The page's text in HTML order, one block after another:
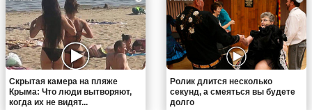
Скрытая камера на пляже
Крыма: Что люди вытворяют,
когда их не видят...
Ролик длится несколько
секунд, а смеяться вы будете
долго